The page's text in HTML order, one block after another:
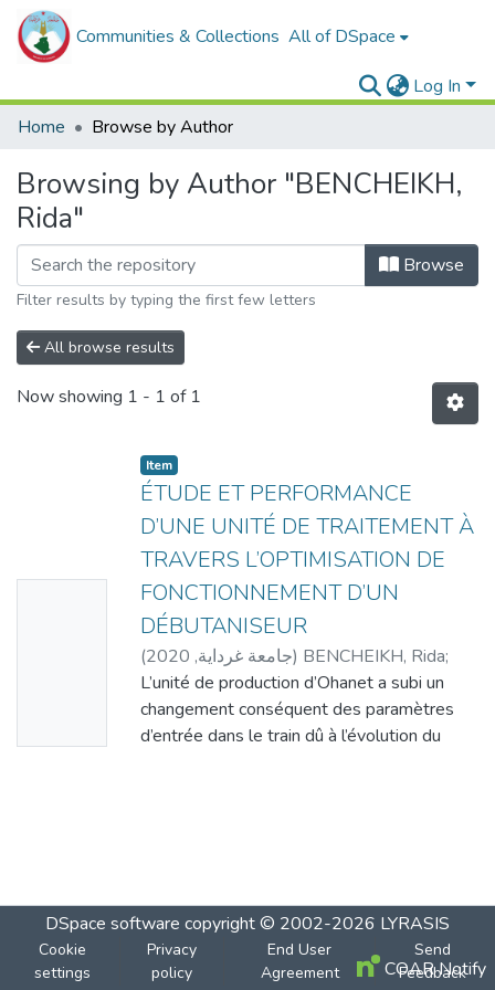
Communities & Collections All of DSpace
Log In
Home
Browse by Author
Browsing by Author "BENCHEIKH,
Rida"
Browse
Filter results by typing the first few letters
All browse results
Now showing 1 - 1 of 1
Item
ÉTUDE ET PERFORMANCE
D’UNE UNITÉ DE TRAITEMENT À
TRAVERS L’OPTIMISATION DE
FONCTIONNEMENT D’UN
DÉBUTANISEUR
( جامعة غرداية,
2020 ) BENCHEIKH, Rida;
DEBA, Zohra
L’unité de production d’Ohanet a subi un
changement conséquent des paramètres
d’entrée dans le train dû à l’évolution du
maximiser les produits finaux qui répondent
aux
spécifications de vente, pour cela nous
DSpace software copyright © 2002-2026 LYRASIS
Cookie
settings
Privacy
policy
End User
Agreement
Send
Feedback
COAR Notify